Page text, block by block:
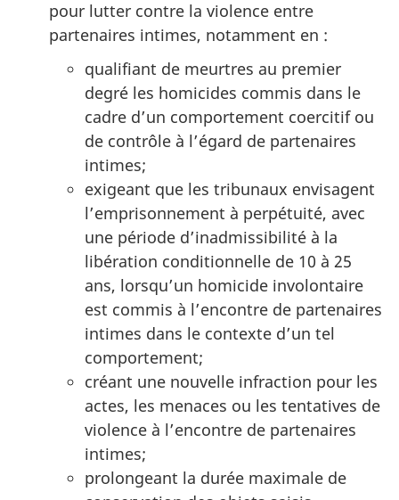
pour lutter contre la violence entre
partenaires intimes, notamment en :
qualifiant de meurtres au premier
degré les homicides commis dans le
cadre d’un comportement coercitif ou
de contrôle à l’égard de partenaires
intimes;
exigeant que les tribunaux envisagent
l’emprisonnement à perpétuité, avec
une période d’inadmissibilité à la
libération conditionnelle de 10 à 25
ans, lorsqu’un homicide involontaire
est commis à l’encontre de partenaires
intimes dans le contexte d’un tel
comportement;
créant une nouvelle infraction pour les
actes, les menaces ou les tentatives de
violence à l’encontre de partenaires
intimes;
prolongeant la durée maximale de